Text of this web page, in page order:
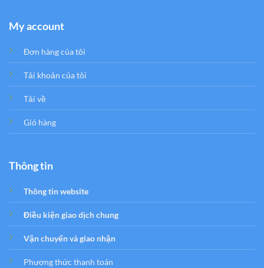
My account
Đơn hàng của tôi
Tải khoản của tôi
Tải về
Giỏ hàng
Thông tin
Thông tin website
Điều kiện giao dịch chung
Vận chuyển và giao nhận
Phương thức thanh toán